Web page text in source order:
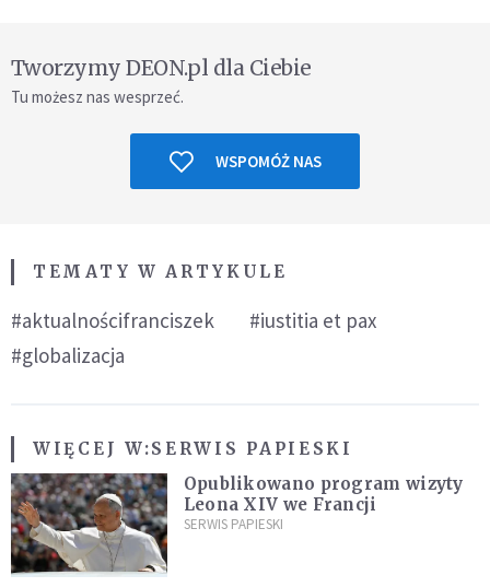
Tworzymy DEON.pl dla Ciebie
Tu możesz nas wesprzeć.
WSPOMÓŻ NAS
TEMATY W ARTYKULE
#aktualnościfranciszek
#iustitia et pax
#globalizacja
WIĘCEJ W:SERWIS PAPIESKI
Opublikowano program wizyty
Leona XIV we Francji
SERWIS PAPIESKI